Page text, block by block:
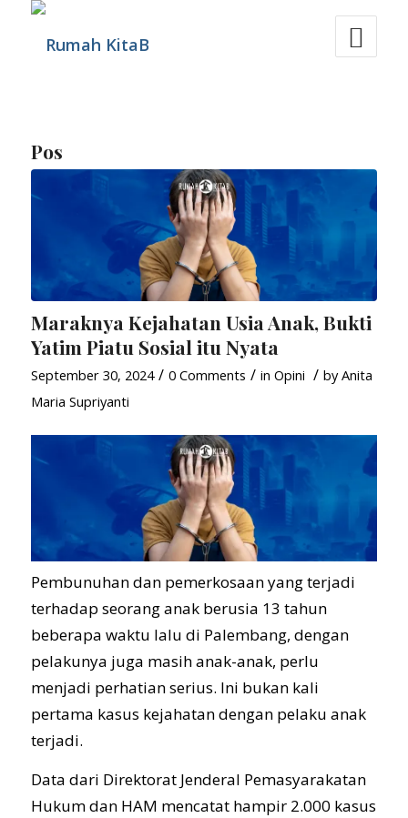
Pos
Maraknya Kejahatan Usia Anak, Bukti
Yatim Piatu Sosial itu Nyata
September 30, 2024 / 0 Comments / in Opini / byAnita
Maria Supriyanti
Pembunuhan dan pemerkosaan yang terjadi
terhadap seorang anak berusia 13 tahun
beberapa waktu lalu di Palembang, dengan
pelakunya juga masih anak-anak, perlu
menjadi perhatian serius. Ini bukan kali
pertama kasus kejahatan dengan pelaku anak
terjadi.
Data dari Direktorat Jenderal Pemasyarakatan
Hukum dan HAM mencatat hampir 2.000 kasus